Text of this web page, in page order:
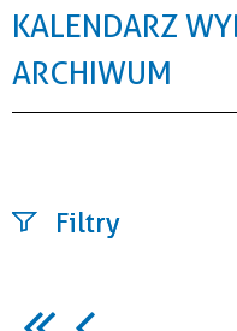
KALENDARZ
ARCHIWUM
Filtry
fraza